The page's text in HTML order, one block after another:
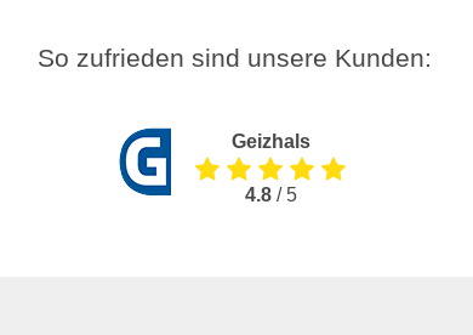
So zufrieden sind unsere Kunden:
Geizhals
4.8/ 5